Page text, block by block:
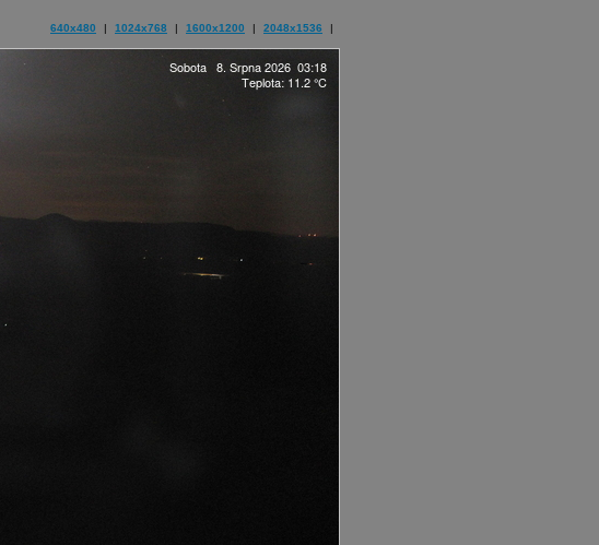
640x480 | 1024x768 | 1600x1200 | 2048x1536 |